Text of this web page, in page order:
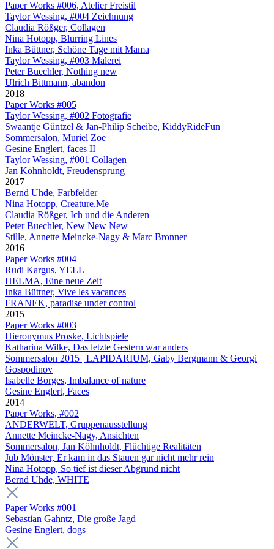
Paper Works #006, Atelier Freistil
Taylor Wessing, #004 Zeichnung
Claudia Rößger, Collagen
Nina Hotopp, Blurring Lines
Inka Büttner, Schöne Tage mit Mama
Taylor Wessing, #003 Malerei
Peter Buechler, Nothing new
Ulrich Bittmann, abandon
2018
Paper Works #005
Taylor Wessing, #002 Fotografie
Swaantje Güntzel & Jan-Philip Scheibe, KiddyRideFun
Sommersalon, Muriel Zoe
Gesine Englert, faces II
Taylor Wessing, #001 Collagen
Jan Köhnholdt, Freudensprung
2017
Bernd Uhde, Farbfelder
Nina Hotopp, Creature.Me
Claudia Rößger, Ich und die Anderen
Peter Buechler, New New New
Stille, Annette Meincke-Nagy & Marc Bronner
2016
Paper Works #004
Rudi Kargus, YELL
HELMA, Eine neue Zeit
Inka Büttner, Vive les vacances
FRANEK, paradise under control
2015
Paper Works #003
Hieronymus Proske, Lichtspiele
Katharina Wilke, Das letzte Gestern war anders
Sommersalon 2015 | LAPIDARIUM, Gaby Bergmann & Georgi
Gospodinov
Isabelle Borges, Imbalance of nature
Gesine Englert, Faces
2014
Paper Works, #002
ANDERWELT, Gruppenausstellung
Annette Meincke-Nagy, Ansichten
Sommersalon, Jan Köhnholdt, Flüchtige Realitäten
Jub Mönster, Er kam in das Stauen gar nicht mehr rein
Nina Hotopp, So tief ist dieser Abgrund nicht
Bernd Uhde, WHITE
Paper Works #001
Sebastian Gahntz, Die große Jagd
Gesine Englert, dogs